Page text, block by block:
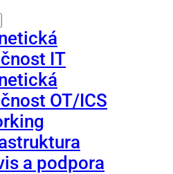
IT
OT/ICS
a podpora